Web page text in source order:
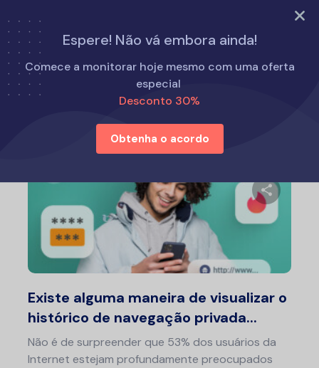
EXPERIMENTE AGORA
Espere! Não vá embora ainda!
Comece a monitorar hoje mesmo com uma oferta
especial
Desconto 30%
Obtenha o acordo
Início Como fazer
Como fazer
Existe alguma maneira de visualizar o
histórico de navegação privada...
Não é de surpreender que 53% dos usuários da
Internet estejam profundamente preocupados